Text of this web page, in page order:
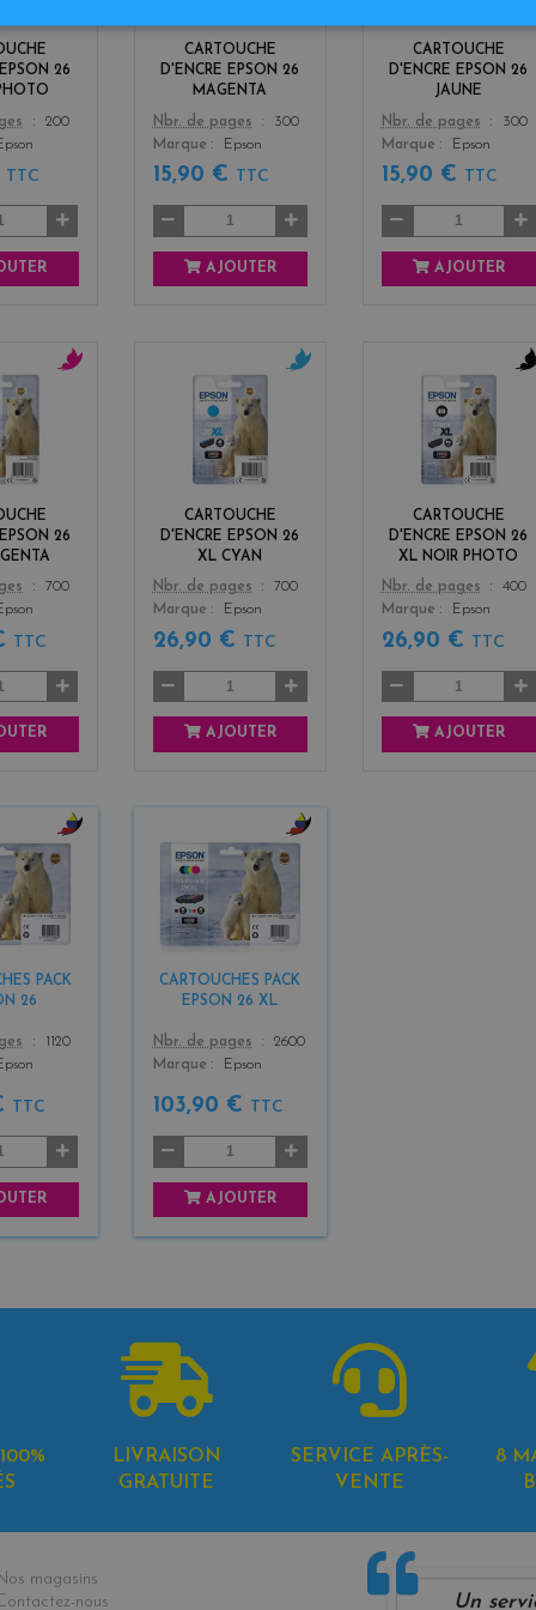
26
200
TTC
CARTOUCHE
D'ENCRE EPSON 26
MAGENTA
Color
Nbr. de pages
300
Marque
Epson
15,90 € TTC
AJOUTER
CARTOUCHE
D'ENCRE EPSON 26
JAUNE
Color
Nbr. de pages
300
Marque
Epson
15,90 € TTC
AJOUTER
26
700
TTC
CARTOUCHE
D'ENCRE EPSON 26
XL CYAN
Color
Nbr. de pages
700
Marque
Epson
26,90 € TTC
AJOUTER
CARTOUCHE
D'ENCRE EPSON 26
XL NOIR PHOTO
Color
Nbr. de pages
400
Marque
Epson
26,90 € TTC
AJOUTER
PACK
26
b
c
k
3
1120
TTC
CARTOUCHES PACK
EPSON 26 XL
Color
b
c
k
3
Nbr. de pages
2600
Marque
Epson
103,90 € TTC
AJOUTER
LIVRAISON
GRATUITE
SERVICE APRÈS-
VENTE
8
magasins
nous
Un